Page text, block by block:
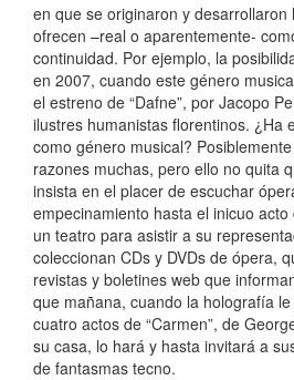
en que se originaron y
ofrecen –real o aparentemente-
continuidad. Por ejemplo, la
en 2007, cuando este género
el estreno de “Dafne”, por Jacopo
ilustres humanistas florentinos. ¿Ha
como género musical?
razones muchas, pero ello no quita
insista en el placer de escuchar
empecinamiento hasta el inicuo
un teatro para asistir a su
coleccionan CDs y DVDs de ópera,
revistas y boletines web que
que mañana, cuando la holografía
cuatro actos de “Carmen”, de
su casa, lo hará y hasta invitará a
de fantasmas tecno.